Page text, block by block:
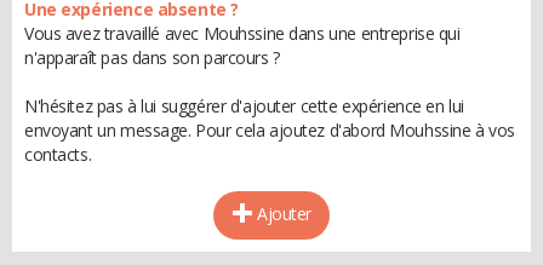
Une expérience absente ?
Vous avez travaillé avec Mouhssine dans une entreprise qui
n'apparaît pas dans son parcours ?
N'hésitez pas à lui suggérer d'ajouter cette expérience en lui
envoyant un message. Pour cela ajoutez d'abord Mouhssine à vos
contacts.
Ajouter